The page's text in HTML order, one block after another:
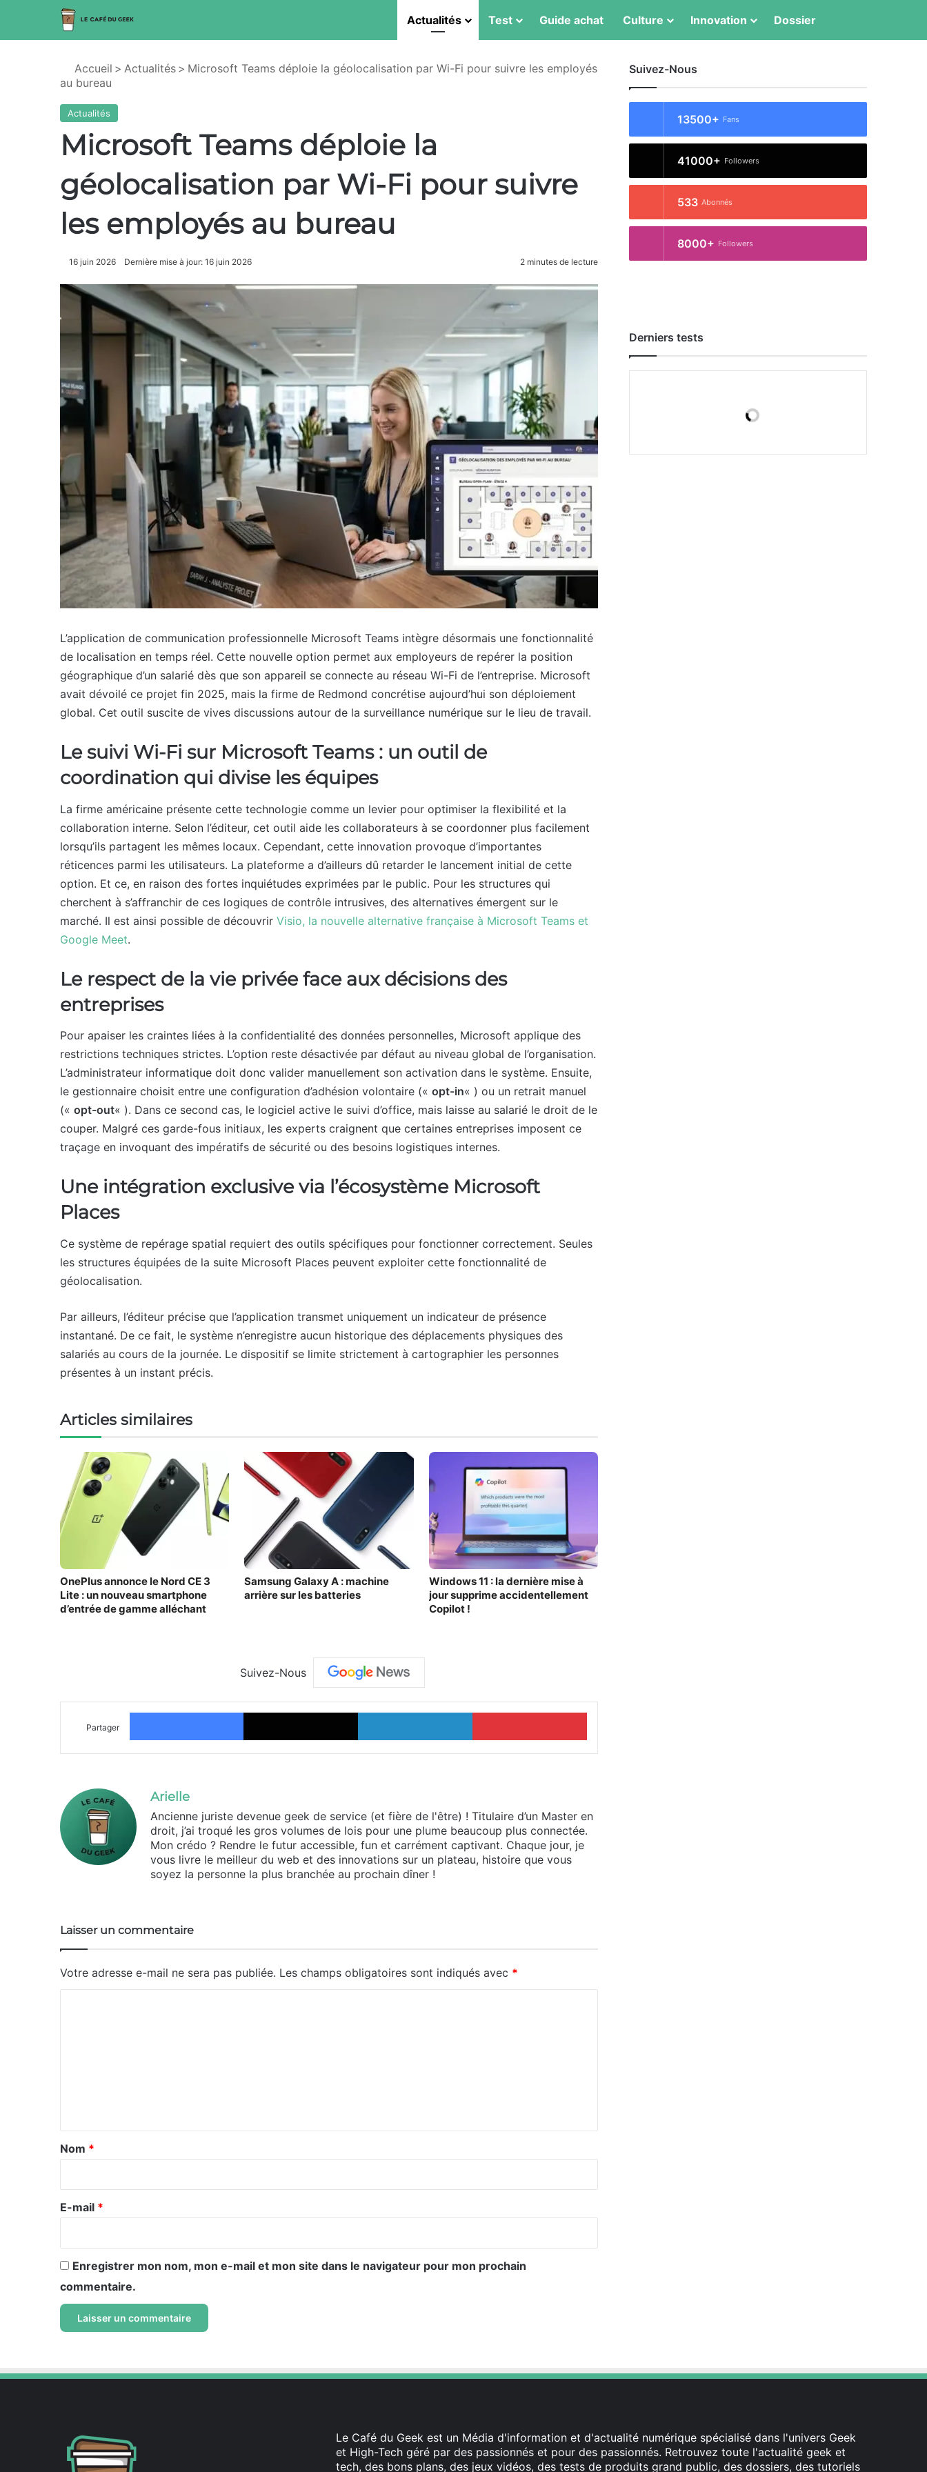
Actualités Test Guide achat Culture Innovation Dossier
Accueil > Actualités > Microsoft Teams déploie la géolocalisation par Wi-Fi pour suivre les employés
au bureau
Actualités
Microsoft Teams déploie la
géolocalisation par Wi-Fi pour suivre
les employés au bureau
16 juin 2026 Dernière mise à jour: 16 juin 2026 2 minutes de lecture
L’application de communication professionnelle Microsoft Teams intègre désormais une fonctionnalité
de localisation en temps réel. Cette nouvelle option permet aux employeurs de repérer la position
géographique d’un salarié dès que son appareil se connecte au réseau Wi-Fi de l’entreprise. Microsoft
avait dévoilé ce projet fin 2025, mais la firme de Redmond concrétise aujourd’hui son déploiement
global. Cet outil suscite de vives discussions autour de la surveillance numérique sur le lieu de travail.
Le suivi Wi-Fi sur Microsoft Teams : un outil de
coordination qui divise les équipes
La firme américaine présente cette technologie comme un levier pour optimiser la flexibilité et la
collaboration interne. Selon l’éditeur, cet outil aide les collaborateurs à se coordonner plus facilement
lorsqu’ils partagent les mêmes locaux. Cependant, cette innovation provoque d’importantes
réticences parmi les utilisateurs. La plateforme a d’ailleurs dû retarder le lancement initial de cette
option. Et ce, en raison des fortes inquiétudes exprimées par le public. Pour les structures qui
cherchent à s’affranchir de ces logiques de contrôle intrusives, des alternatives émergent sur le
marché. Il est ainsi possible de découvrir Visio, la nouvelle alternative française à Microsoft Teams et
Google Meet.
Le respect de la vie privée face aux décisions des
entreprises
Pour apaiser les craintes liées à la confidentialité des données personnelles, Microsoft applique des
restrictions techniques strictes. L’option reste désactivée par défaut au niveau global de l’organisation.
L’administrateur informatique doit donc valider manuellement son activation dans le système. Ensuite,
le gestionnaire choisit entre une configuration d’adhésion volontaire (« opt-in« ) ou un retrait manuel
(« opt-out« ). Dans ce second cas, le logiciel active le suivi d’office, mais laisse au salarié le droit de le
couper. Malgré ces garde-fous initiaux, les experts craignent que certaines entreprises imposent ce
traçage en invoquant des impératifs de sécurité ou des besoins logistiques internes.
Une intégration exclusive via l’écosystème Microsoft
Places
Ce système de repérage spatial requiert des outils spécifiques pour fonctionner correctement. Seules
les structures équipées de la suite Microsoft Places peuvent exploiter cette fonctionnalité de
géolocalisation.
Par ailleurs, l’éditeur précise que l’application transmet uniquement un indicateur de présence
instantané. De ce fait, le système n’enregistre aucun historique des déplacements physiques des
salariés au cours de la journée. Le dispositif se limite strictement à cartographier les personnes
présentes à un instant précis.
Articles similaires
OnePlus annonce le Nord CE 3
Lite : un nouveau smartphone
d’entrée de gamme alléchant
Samsung Galaxy A : machine
arrière sur les batteries
Windows 11 : la dernière mise à
jour supprime accidentellement
Copilot !
Suivez-Nous
Partager
Facebook X Linkedin Pinterest
Arielle
Ancienne juriste devenue geek de service (et fière de l'être) ! Titulaire d’un Master en
droit, j’ai troqué les gros volumes de lois pour une plume beaucoup plus connectée.
Mon crédo ? Rendre le futur accessible, fun et carrément captivant. Chaque jour, je
vous livre le meilleur du web et des innovations sur un plateau, histoire que vous
soyez la personne la plus branchée au prochain dîner !
Laisser un commentaire
Votre adresse e-mail ne sera pas publiée. Les champs obligatoires sont indiqués avec *
a
e
Nom *
E-mail *
Enregistrer mon nom, mon e-mail et mon site dans le navigateur pour mon prochain
commentaire.
Suivez-Nous
13500+ Fans
41000+ Followers
533 Abonnés
8000+ Followers
Derniers tests
Le Café du Geek est un Média d'information et d'actualité numérique spécialisé dans l'univers Geek
et High-Tech géré par des passionnés et pour des passionnés. Retrouvez toute l'actualité geek et
tech, des bons plans, des jeux vidéos, des tests de produits grand public, des dossiers, des tutoriels